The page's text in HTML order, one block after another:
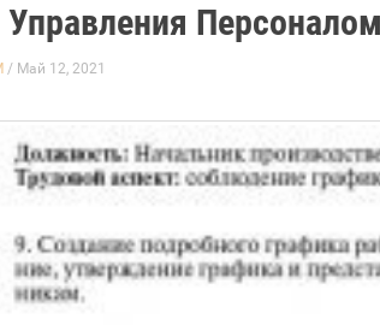
Персоналом
/ Май 12, 2021